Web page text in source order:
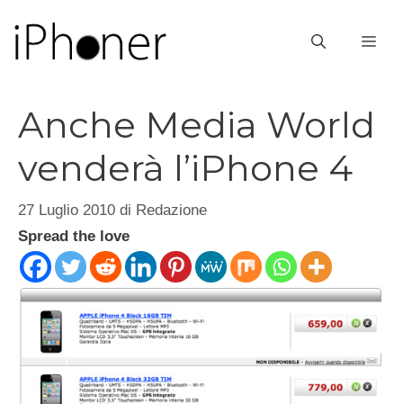
contenuto
Anche Media World
venderà l’iPhone 4
27 Luglio 2010 di Redazione
Spread the love